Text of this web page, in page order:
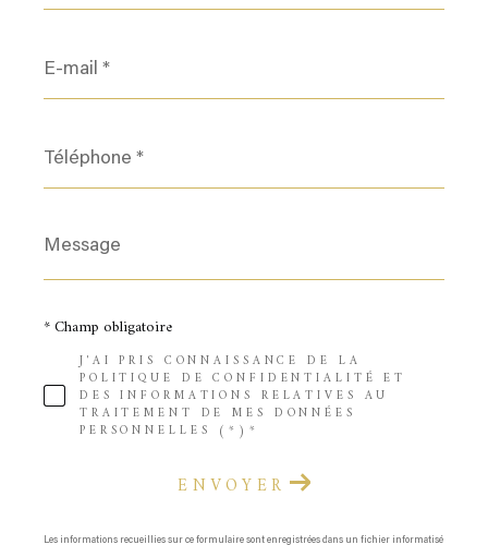
mail
*
*
*
J'AI PRIS CONNAISSANCE DE LA
POLITIQUE DE CONFIDENTIALITÉ ET
DES INFORMATIONS RELATIVES AU
TRAITEMENT DE MES DONNÉES
PERSONNELLES (*)*
* Champ obligatoire
ENVOYER
Les informations recueillies sur ce formulaire sont enregistrées dans un fichier informatisé